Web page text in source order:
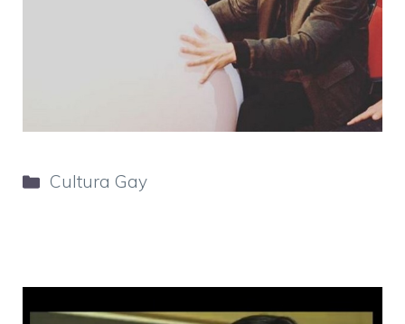
Categorie
Cultura Gay